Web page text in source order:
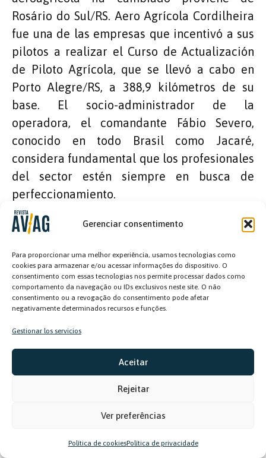
Gerenciar consentimento
Para proporcionar uma melhor experiência, usamos tecnologias como
cookies para armazenar e/ou acessar informações do dispositivo. O
consentimento com essas tecnologias nos permite processar dados como
comportamento da navegação ou IDs exclusivos neste site. O não
consentimento ou a revogação do consentimento pode afetar
negativamente determinados recursos e funções.
Gestionar los servicios
Aceitar
Rejeitar
Ver preferências
Política de cookiesPolítica de privacidade
Rosário do Sul/RS. Aero Agrícola Cordilheira
fue una de las empresas que incentivó a sus
pilotos a realizar el Curso de Actualización
de Piloto Agrícola, que se llevó a cabo en
Porto Alegre/RS, a 388,9 kilómetros de su
base. El socio-administrador de la
operadora, el comandante Fábio Severo,
conocido en todo Brasil como Jacaré,
considera fundamental que los profesionales
del sector estén siempre en busca de
perfeccionamiento.
Para el gestor, a la hora de contratar, los
pilotos deben saber más que solo volar y
aplicar. Además de pilotar con seguridad,
compromiso y responsabilidad, una buena
relación y buena comunicación son
cualidades que busca el empresario. Severo
que está aislado en una cabina, los
comandantes de aeronaves agrícolas son el
reflejo de la empresa, ya que necesitan
tratar con el agricultor, con agrónomos y